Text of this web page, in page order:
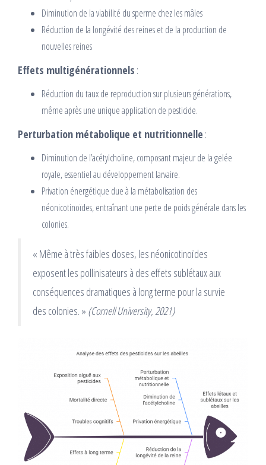
Diminution de la viabilité du sperme chez les mâles
Réduction de la longévité des reines et de la production de
nouvelles reines
Effets multigénérationnels :
Réduction du taux de reproduction sur plusieurs générations,
même après une unique application de pesticide.
Perturbation métabolique et nutritionnelle :
Diminution de l’acétylcholine, composant majeur de la gelée
royale, essentiel au développement larvaire.
Privation énergétique due à la métabolisation des
néonicotinoïdes, entraînant une perte de poids générale dans les
colonies.
« Même à très faibles doses, les néonicotinoïdes
exposent les pollinisateurs à des effets sublétaux aux
conséquences dramatiques à long terme pour la survie
des colonies. » (Cornell University, 2021)